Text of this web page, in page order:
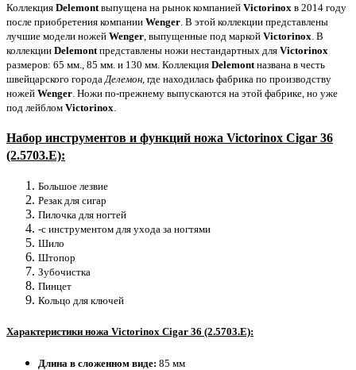
Коллекция Delemont выпущена на рынок компанией Victorinox в 2014 году
после приобретения компании Wenger . В этой коллекции представлены
лучшие модели ножей Wenger , выпущенные под маркой Victorinox . В
коллекции Delemont представлены ножи нестандартных для Victorinox
размеров: 65 мм., 85 мм. и 130 мм. Коллекция Delemont названа в честь
швейцарского города Делемон , где находилась фабрика по производству
ножей Wenger . Ножи по-прежнему выпускаются на этой фабрике, но уже
под лейблом Victorinox
Набор инструментов и функций ножа Victorinox Cigar 36
(2.5703.E):
Большое лезвие
Резак для сигар
Пилочка для ногтей
-с инструментом для ухода за ногтями
Шило
Штопор
Зубочистка
Пинцет
Кольцо для ключей
Характеристики ножа Victorinox Cigar 36 (2.5703.E):
Длина в сложенном виде: 85 мм